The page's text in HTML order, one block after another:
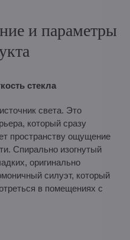
и параметры
стекла
света. Это
который сразу
пространству ощущение
Спирально изогнутый
оригинально
силуэт, который
в помещениях с